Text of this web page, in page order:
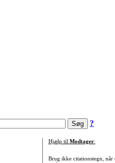
?
Hjælp til Modtager:
Brug ikke citationstegn, når